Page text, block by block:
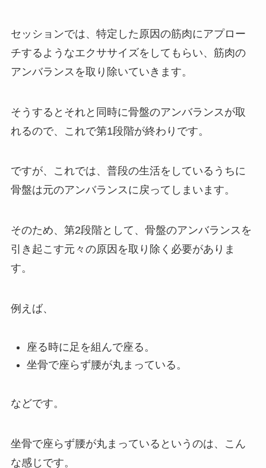
セッションでは、特定した原因の筋肉にアプロー
チするようなエクササイズをしてもらい、筋肉の
アンバランスを取り除いていきます。
そうするとそれと同時に骨盤のアンバランスが取
れるので、これで第1段階が終わりです。
ですが、これでは、普段の生活をしているうちに
骨盤は元のアンバランスに戻ってしまいます。
そのため、第2段階として、骨盤のアンバランスを
引き起こす元々の原因を取り除く必要がありま
す。
例えば、
座る時に足を組んで座る。
坐骨で座らず腰が丸まっている。
などです。
坐骨で座らず腰が丸まっているというのは、こん
な感じです。